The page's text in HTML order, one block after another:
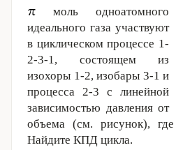
моль одноатомного
идеального газа участвуют
в циклическом процессе 1-
2-3-1, состоящем из
изохоры 1-2, изобары 3-1 и
процесса 2-3 с линейной
зависимостью давления от
объема (см. рисунок), где
Найдите КПД цикла.